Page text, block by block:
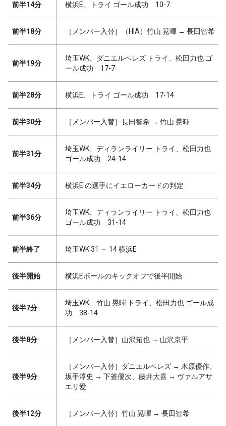
前半14分 横浜E、トライ ゴール成功 10-7
前半18分 ［メンバー入替］（HIA）竹山 晃暉 → 長田智希
前半19分
埼玉WK、ダニエルペレズ トライ、松田力也 ゴ
ール成功 17-7
前半28分 横浜E、トライ ゴール成功 17-14
前半30分 ［メンバー入替］長田智希 → 竹山 晃暉
前半31分
埼玉WK、ディランライリー トライ、松田力也
ゴール成功 24-14
前半34分 横浜E の選手にイエローカードの判定
前半36分
埼玉WK、ディランライリー トライ、松田力也
ゴール成功 31-14
前半終了 埼玉WK 31 － 14 横浜E
後半開始 横浜Eボールのキックオフで後半開始
後半7分
埼玉WK、竹山 晃暉 トライ、松田力也 ゴール成
功 38-14
後半8分 ［メンバー入替］山沢拓也 → 山沢京平
後半9分
［メンバー入替］ダニエルペレズ → 木原優作、
坂手淳史 → 下釜優次、藤井大喜 → ヴァルアサ
エリ愛
後半12分 ［メンバー入替］竹山 晃暉 → 長田智希